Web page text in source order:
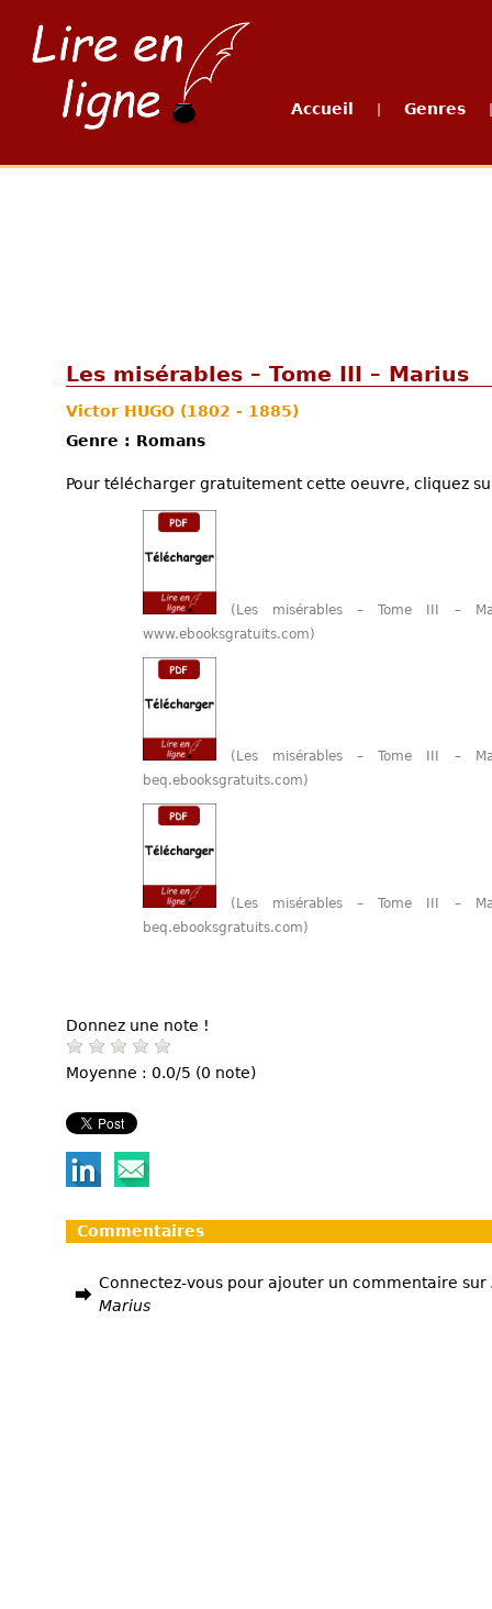
Accueil Genres
Les misérables – Tome III – Marius
Victor HUGO (1802 - 1885)
Genre : Romans
Pour télécharger gratuitement cette oeuvre, cliquez
(Les misérables – Tome III –
www.ebooksgratuits.com)
(Les misérables – Tome III –
beq.ebooksgratuits.com)
(Les misérables – Tome III –
beq.ebooksgratuits.com)
Donnez une note !
Moyenne : 0.0/5 (0 note)
Commentaires
Connectez-vous pour ajouter un commentaire sur
Marius